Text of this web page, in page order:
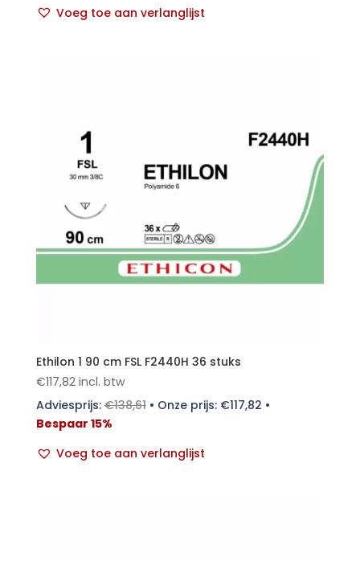
Voeg toe aan verlanglijst
Ethilon 1 90 cm FSL F2440H 36 stuks
€117,82 incl. btw
Adviesprijs:€138,61• Onze prijs: €117,82 •
Bespaar 15%
Voeg toe aan verlanglijst